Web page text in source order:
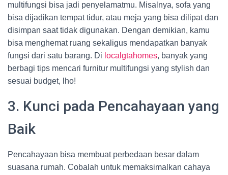
multifungsi bisa jadi penyelamatmu. Misalnya, sofa yang
bisa dijadikan tempat tidur, atau meja yang bisa dilipat dan
disimpan saat tidak digunakan. Dengan demikian, kamu
bisa menghemat ruang sekaligus mendapatkan banyak
fungsi dari satu barang. Di localgtahomes, banyak yang
berbagi tips mencari furnitur multifungsi yang stylish dan
sesuai budget, lho!
3. Kunci pada Pencahayaan yang
Baik
Pencahayaan bisa membuat perbedaan besar dalam
suasana rumah. Cobalah untuk memaksimalkan cahaya